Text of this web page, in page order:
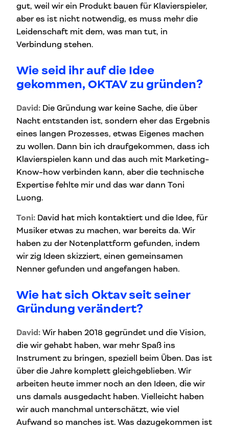
gut, weil wir ein Produkt bauen für Klavierspieler,
aber es ist nicht notwendig, es muss mehr die
Leidenschaft mit dem, was man tut, in
Verbindung stehen.
Wie seid ihr auf die Idee
gekommen, OKTAV zu gründen?
David: Die Gründung war keine Sache, die über
Nacht entstanden ist, sondern eher das Ergebnis
eines langen Prozesses, etwas Eigenes machen
zu wollen. Dann bin ich draufgekommen, dass ich
Klavierspielen kann und das auch mit Marketing-
Know-how verbinden kann, aber die technische
Expertise fehlte mir und das war dann Toni
Luong.
Toni: David hat mich kontaktiert und die Idee, für
Musiker etwas zu machen, war bereits da. Wir
haben zu der Notenplattform gefunden, indem
wir zig Ideen skizziert, einen gemeinsamen
Nenner gefunden und angefangen haben.
Wie hat sich Oktav seit seiner
Gründung verändert?
David: Wir haben 2018 gegründet und die Vision,
die wir gehabt haben, war mehr Spaß ins
Instrument zu bringen, speziell beim Üben. Das ist
über die Jahre komplett gleichgeblieben. Wir
arbeiten heute immer noch an den Ideen, die wir
uns damals ausgedacht haben. Vielleicht haben
wir auch manchmal unterschätzt, wie viel
Aufwand so manches ist. Was dazugekommen ist